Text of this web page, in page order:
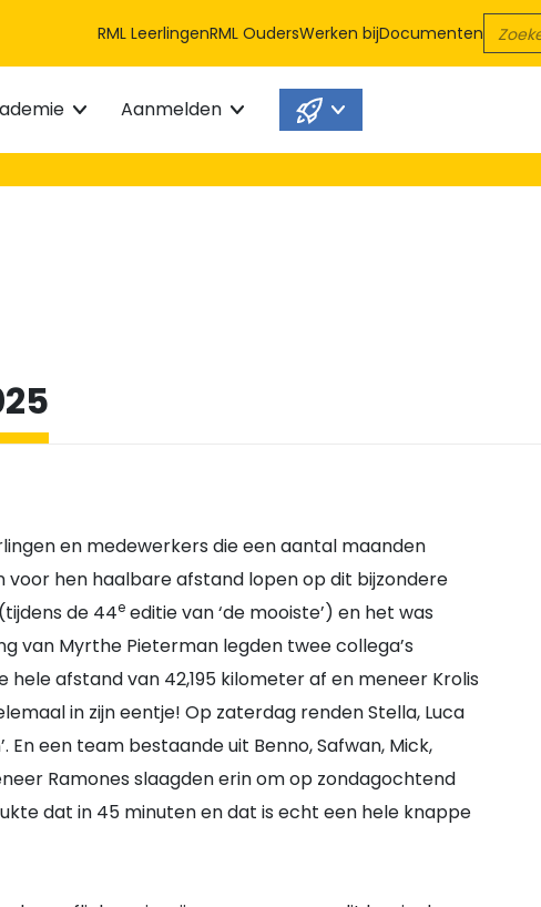
RML LeerlingenRML OudersWerken bijDocumenten
Aanmelden
en medewerkers die een aantal maanden
hen haalbare afstand lopen op dit bijzondere
de 44e editie van ‘de mooiste’) en het was
van Myrthe Pieterman legden twee collega’s
afstand van 42,195 kilometer af en meneer Krolis
in zijn eentje! Op zaterdag renden Stella, Luca
En een team bestaande uit Benno, Safwan, Mick,
Ramones slaagden erin om op zondagochtend
dat in 45 minuten en dat is echt een hele knappe